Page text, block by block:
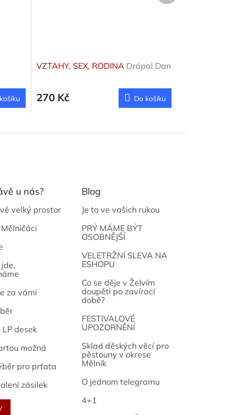
VZTAHY, SEX, RODINA Drápal Dan
270 Kč Do košíku
u nás?
velký prostor
za vámi
desek
možná
pro prťata
zásilek
Blog
Je to ve vašich rukou
PRÝ MÁME BÝT
OSOBNĚJŠÍ
VELETRŽNÍ SLEVA NA
ESHOPU
Co se děje v Želvím
doupěti po zavírací
době?
FESTIVALOVÉ
UPOZORNĚNÍ
Sklad děských věcí pro
pěstouny v okrese
Mělník
O jednom telegramu
4+1